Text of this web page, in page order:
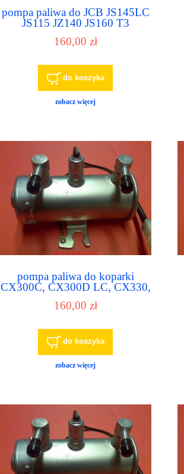
pompa paliwa do JCB JS145LC
JS115 JZ140 JS160 T3
160,00 zł
do koszyka
zobacz więcej
pompa paliwa do koparki
CX300C, CX300D LC, CX330,
LC
160,00 zł
do koszyka
zobacz więcej